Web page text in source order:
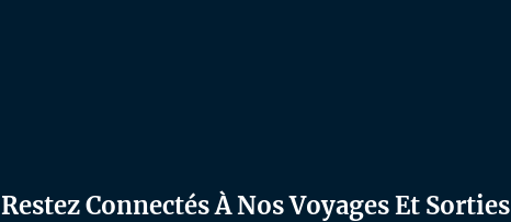
Restez Connectés À Nos Voyages Et Sorties